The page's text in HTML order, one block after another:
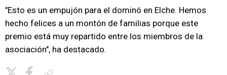
"Esto es un empujón para el dominó en Elche. Hemos
hecho felices a un montón de familias porque este
premio está muy repartido entre los miembros de la
asociación", ha destacado.